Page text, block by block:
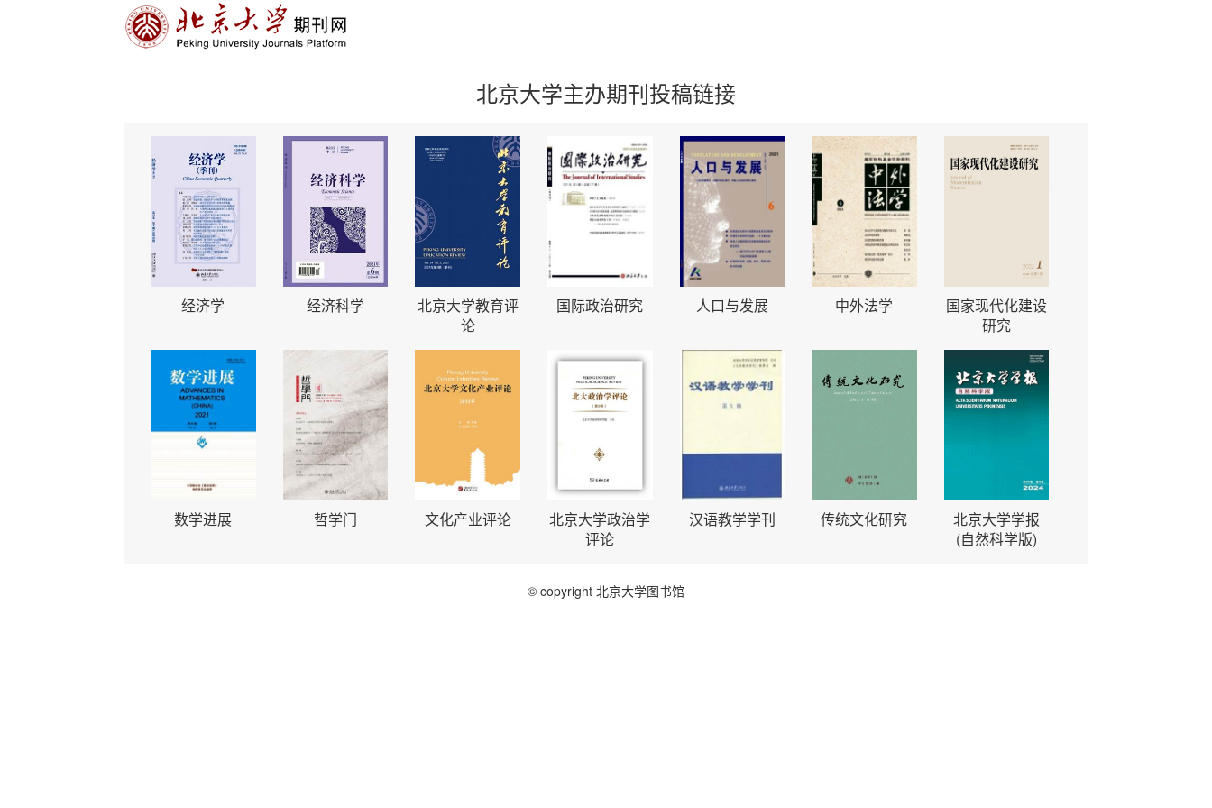
北京大学主办期刊投稿链接
经济学 经济科学
北京大学教育评
论
国际政治研究 人口与发展 中外法学
国家现代化建设
研究
数学进展 哲学门 文化产业评论
北京大学政治学
评论
汉语教学学刊 传统文化研究
北京大学学报
(自然科学版)
© copyright 北京大学图书馆